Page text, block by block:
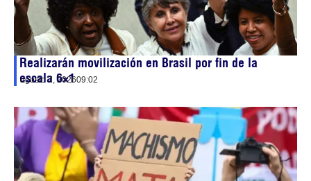
Realizarán movilización en Brasil por fin de la
escala 6×1
agosto 7, 202609:02